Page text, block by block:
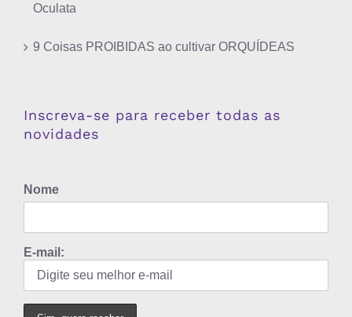
Oculata
9 Coisas PROIBIDAS ao cultivar ORQUÍDEAS
Inscreva-se para receber todas as
novidades
Nome
E-mail: